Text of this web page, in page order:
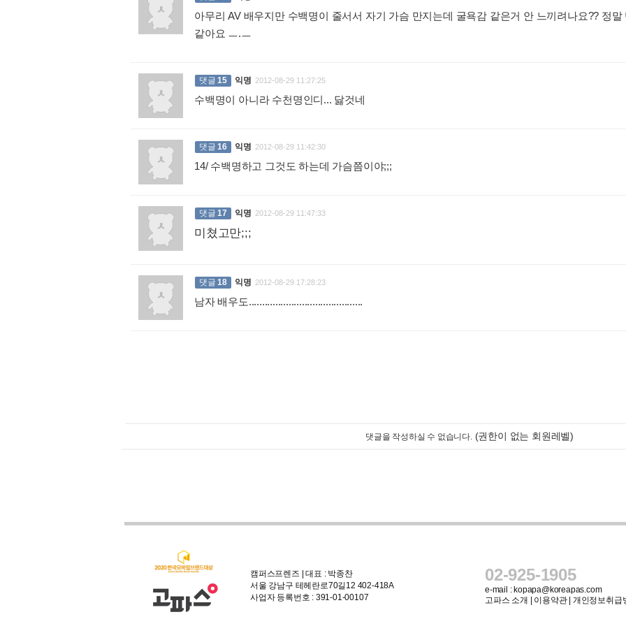
아무리 AV 배우지만 수백명이 줄서서 자기 가슴 만지는데 굴욕감 같은거 안 느끼려나요?? 정말
같아요 ㅡ.ㅡ
댓글15 익명 2012-08-29 11:27:25
수백명이 아니라 수천명인디... 닳것네
댓글16 익명 2012-08-29 11:42:30
14/ 수백명하고 그것도 하는데 가슴쯤이야;;;
댓글17 익명 2012-08-29 11:47:33
미쳤고만;;;
댓글18 익명 2012-08-29 17:28:23
남자 배우도...........................................
댓글을 작성하실 수 없습니다. (권한이 없는 회원레벨)
캠퍼스프렌즈 | 대표 : 박종찬
서울 강남구 테헤란로70길12 402-418A
사업자 등록번호 : 391-01-00107
02-925-1905
e-mail : kopapa@koreapas.com
고파스 소개
이용약관| 개인정보취급